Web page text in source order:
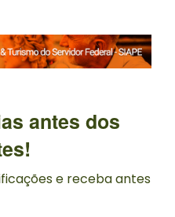
antes dos
e receba antes